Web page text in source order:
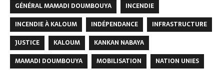
GÉNÉRAL MAMADI DOUMBOUYA
INCENDIE
INCENDIE À KALOUM
INDÉPENDANCE
INFRASTRUCTURE
JUSTICE
KALOUM
KANKAN NABAYA
MAMADI DOUMBOUYA
MOBILISATION
NATION UNIES